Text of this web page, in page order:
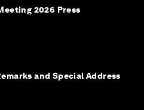
2026 Press
and Special Address